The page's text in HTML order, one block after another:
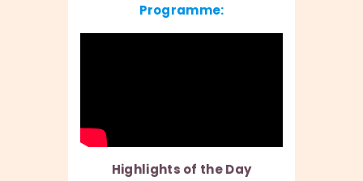
Programme:
Highlights of the Day